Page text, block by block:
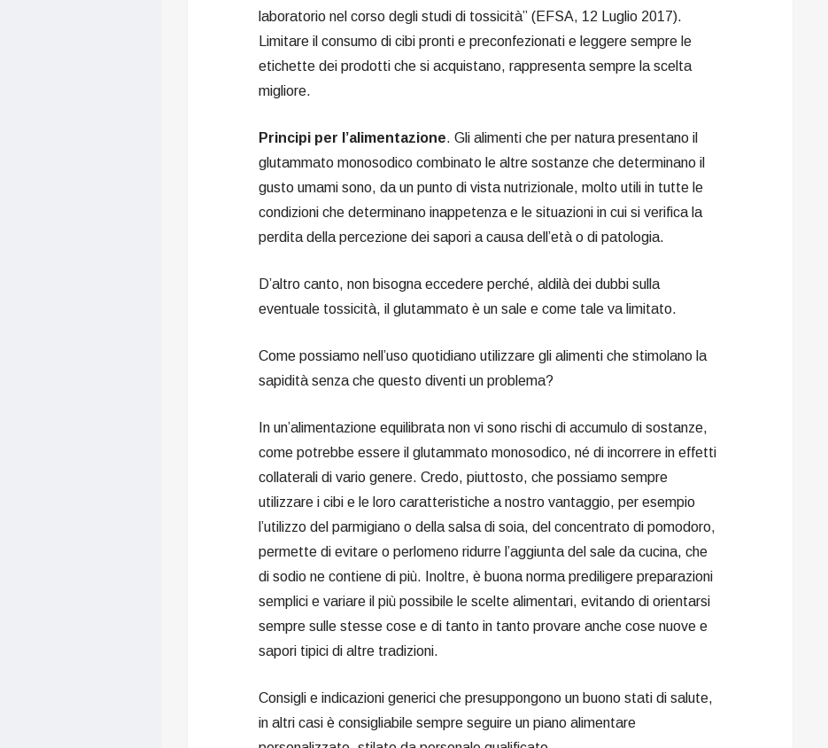
laboratorio nel corso degli studi di tossicità” (EFSA, 12 Luglio 2017).
Limitare il consumo di cibi pronti e preconfezionati e leggere sempre le
etichette dei prodotti che si acquistano, rappresenta sempre la scelta
migliore.
Principi per l’alimentazione. Gli alimenti che per natura presentano il
glutammato monosodico combinato le altre sostanze che determinano il
gusto umami sono, da un punto di vista nutrizionale, molto utili in tutte le
condizioni che determinano inappetenza e le situazioni in cui si verifica la
perdita della percezione dei sapori a causa dell’età o di patologia.
D’altro canto, non bisogna eccedere perché, aldilà dei dubbi sulla
eventuale tossicità, il glutammato è un sale e come tale va limitato.
Come possiamo nell’uso quotidiano utilizzare gli alimenti che stimolano la
sapidità senza che questo diventi un problema?
In un’alimentazione equilibrata non vi sono rischi di accumulo di sostanze,
come potrebbe essere il glutammato monosodico, né di incorrere in effetti
collaterali di vario genere. Credo, piuttosto, che possiamo sempre
utilizzare i cibi e le loro caratteristiche a nostro vantaggio, per esempio
l’utilizzo del parmigiano o della salsa di soia, del concentrato di pomodoro,
permette di evitare o perlomeno ridurre l’aggiunta del sale da cucina, che
di sodio ne contiene di più. Inoltre, è buona norma prediligere preparazioni
semplici e variare il più possibile le scelte alimentari, evitando di orientarsi
sempre sulle stesse cose e di tanto in tanto provare anche cose nuove e
sapori tipici di altre tradizioni.
Consigli e indicazioni generici che presuppongono un buono stati di salute,
in altri casi è consigliabile sempre seguire un piano alimentare